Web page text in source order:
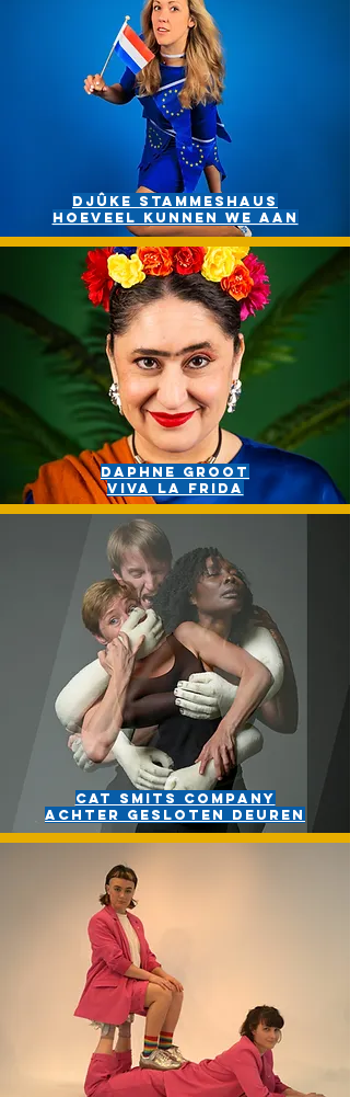
DJÛKE STAMMESHAUS
hoeveel kunnen we aan
Daphne groot
Viva la Frida
Cat Smits company
Achter gesloten deuren